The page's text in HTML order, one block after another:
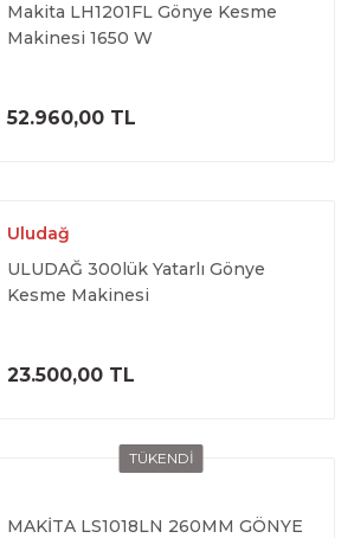
Makita LH1201FL Gönye Kesme
Makinesi 1650 W
52.960,00 TL
ÜRÜNÜ İNCELE
Uludağ
ULUDAĞ 300lük Yatarlı Gönye
Kesme Makinesi
23.500,00 TL
ÜRÜNÜ İNCELE
TÜKENDİ
MAKİTA LS1018LN 260MM GÖNYE